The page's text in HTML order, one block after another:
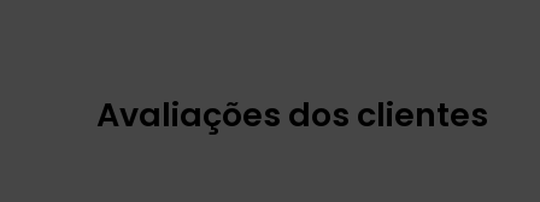
Avaliações dos clientes